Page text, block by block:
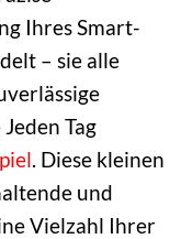
Ihres Smart-
– sie alle
Tag
. Diese kleinen
und
Vielzahl Ihrer